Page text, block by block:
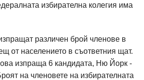
избирателна колегия има
различен брой членове в
от населението в съответния щат.
изпраща 6 кандидата, Ню Йорк -
на членовете на избирателната